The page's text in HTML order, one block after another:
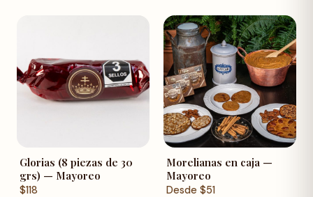
Glorias (8 piezas de 30
grs) — Mayoreo
$118
Morelianas en caja —
Mayoreo
Desde $51